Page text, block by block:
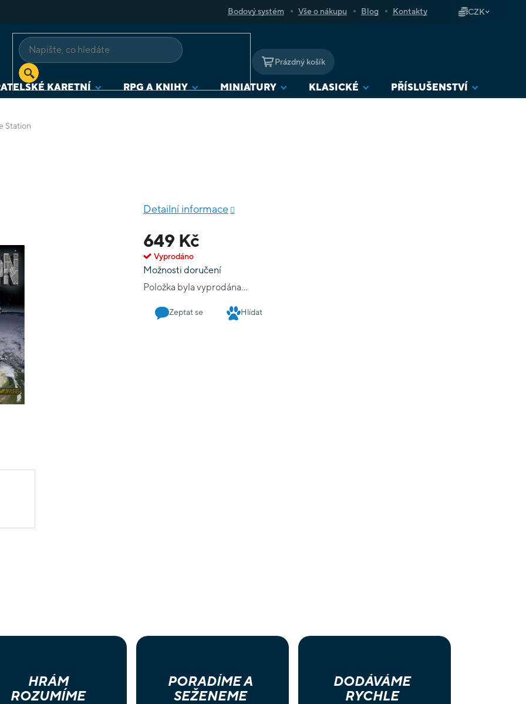
Bodový systém Vše o nákupu Blog Kontakty CZK
NÁKUPNÍ
KOŠÍK
Prázdný košík
KARETNÍ RPG A KNIHY MINIATURY KLASICKÉ PŘÍSLUŠENSTVÍ
Station
649 Kč
Vyprodáno
Možnosti doručení
Položka byla vyprodána…
Detailní informace
Zeptat se Hlídat
HRÁM
ROZUMÍME
PORADÍME A
SEŽENEME
DODÁVÁME
RYCHLE